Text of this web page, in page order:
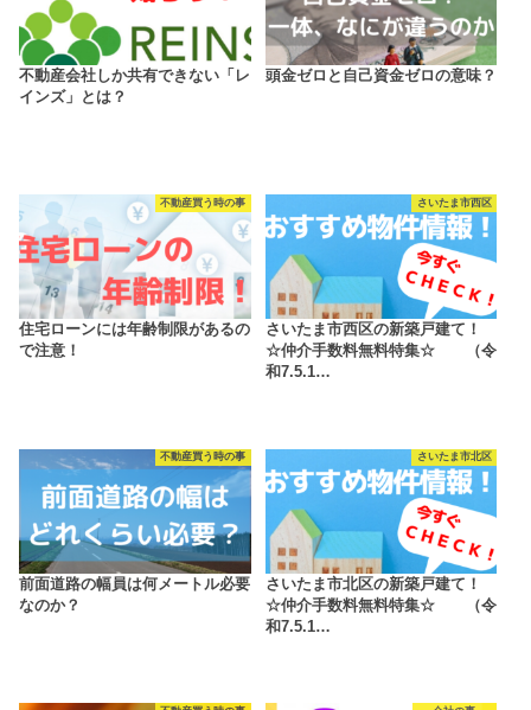
不動産会社しか共有できない「レ
インズ」とは？
頭金ゼロと自己資金ゼロの意味？
不動産買う時の事
住宅ローンには年齢制限があるの
で注意！
さいたま市西区
さいたま市西区の新築戸建て！
☆仲介手数料無料特集☆ （令
和7.5.1…
不動産買う時の事
前面道路の幅員は何メートル必要
なのか？
さいたま市北区
さいたま市北区の新築戸建て！
☆仲介手数料無料特集☆ （令
和7.5.1…